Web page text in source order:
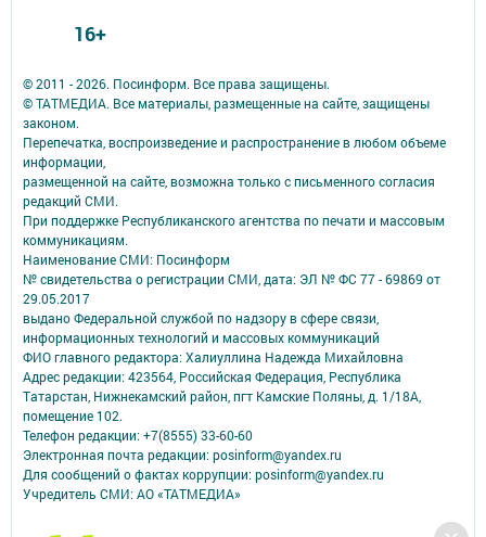
© 2011 - 2026. Посинформ. Все права защищены.
© ТАТМЕДИА. Все материалы, размещенные на сайте, защищены
законом.
Перепечатка, воспроизведение и распространение в любом объеме
информации,
размещенной на сайте, возможна только с письменного согласия
редакций СМИ.
При поддержке Республиканского агентства по печати и массовым
коммуникациям.
Наименование СМИ: Посинформ
№ свидетельства о регистрации СМИ, дата: ЭЛ № ФС 77 - 69869 от
29.05.2017
выдано Федеральной службой по надзору в сфере связи,
информационных технологий и массовых коммуникаций
ФИО главного редактора: Халиуллина Надежда Михайловна
Адрес редакции: 423564, Российская Федерация, Республика
Татарстан, Нижнекамский район, пгт Камские Поляны, д. 1/18А,
помещение 102.
Телефон редакции: +7(8555) 33-60-60
Электронная почта редакции: posinform@yandex.ru
Для сообщений о фактах коррупции: posinform@yandex.ru
Учредитель СМИ: АО «ТАТМЕДИА»
Антикоррупционная политика
16+